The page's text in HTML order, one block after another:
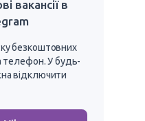
вакансії в
безкоштовних
телефон. У будь-
відключити